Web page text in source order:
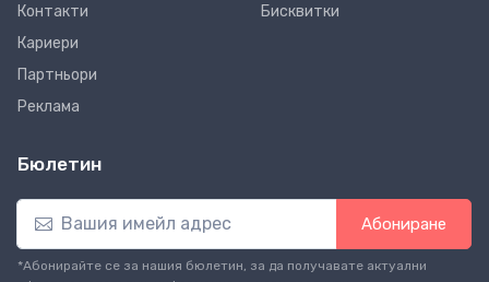
Контакти
Кариери
Партньори
Реклама
Бисквитки
Бюлетин
Абониране
*Абонирайте се за нашия бюлетин, за да получавате актуални